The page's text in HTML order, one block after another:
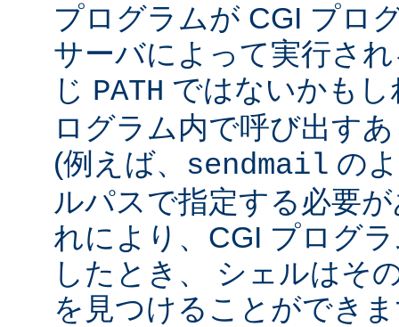
プログラムが CGI プロ
サーバによって実行さ
じ PATH ではないかも
ログラム内で呼び出す
(例えば、 sendmail の
ルパスで指定する必要
れにより、CGI プログ
したとき、 シェルはそ
を見つけることができ